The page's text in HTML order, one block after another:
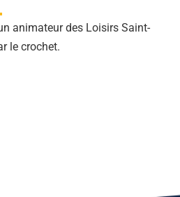
animateur des Loisirs Saint-
le crochet.